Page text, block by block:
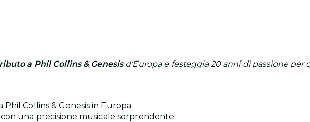
a Phil Collins & Genesisd'Europa e festeggia 20 anni di passione per
Collins & Genesis in Europa
una precisione musicale sorprendente